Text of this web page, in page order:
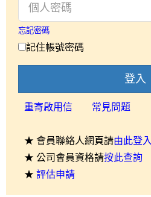
忘記密碼
記住帳號密碼
登入
重寄啟用信 常見問題
★ 會員聯絡人網頁請由此登入
★ 公司會員資格請按此查詢
★ 評估申請